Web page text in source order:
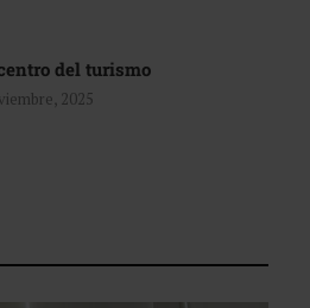
del turismo
2025